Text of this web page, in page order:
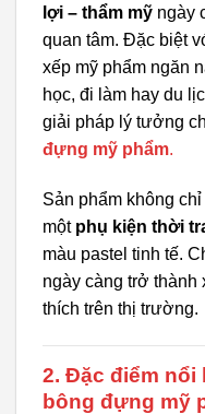
lợi – thẩm mỹ ngày
quan tâm. Đặc biệt
xếp mỹ phẩm ngăn
học, đi làm hay du
giải pháp lý tưởng
đựng mỹ phẩm.
Sản phẩm không
một phụ kiện thời
màu pastel tinh tế.
ngày càng trở
thích trên thị trường.
2. Đặc điểm nổi
bông đựng mỹ